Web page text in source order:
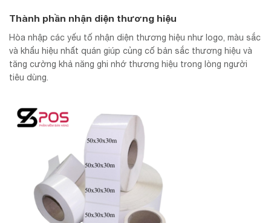
Thành phần nhận diện thương hiệu
Hòa nhập các yếu tố nhận diện thương hiệu như logo, màu sắc
và khẩu hiệu nhất quán giúp củng cố bản sắc thương hiệu và
tăng cường khả năng ghi nhớ thương hiệu trong lòng người
tiêu dùng.